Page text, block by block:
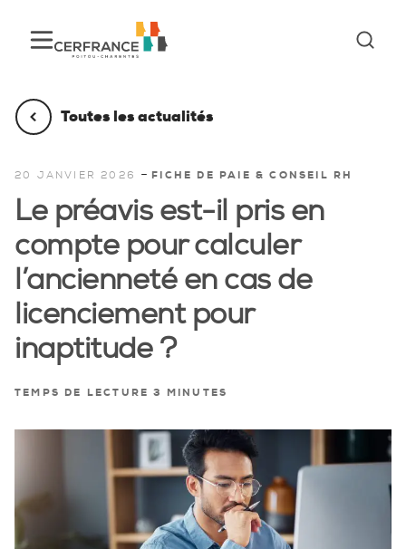
Toutes les actualités
20 JANVIER 2026 - FICHE DE PAIE & CONSEIL RH
Le préavis est-il pris en
compte pour calculer
l’ancienneté en cas de
licenciement pour
inaptitude ?
TEMPS DE LECTURE 3 MINUTES